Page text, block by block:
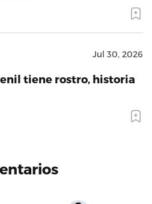
Jul 30, 2026
tiene rostro, historia